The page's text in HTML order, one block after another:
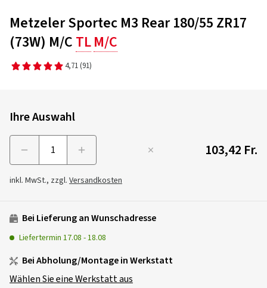
Metzeler Sportec M3 Rear 180/55 ZR17
(73W) M/C TLM/C
4,71 (91)
Ihre Auswahl
103,42 Fr.
inkl. MwSt., zzgl. Versandkosten
Bei Lieferung an Wunschadresse
Liefertermin 17.08 -18.08
Bei Abholung/Montage in Werkstatt
Wählen Sie eine Werkstatt aus